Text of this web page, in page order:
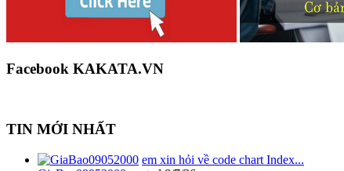
Facebook KAKATA.VN
TIN MỚI NHẤT
em xin hỏi về code chart Index...